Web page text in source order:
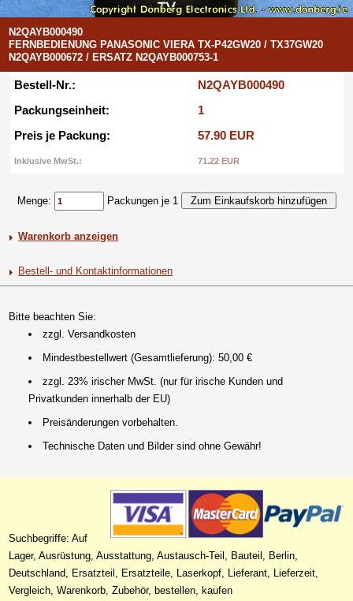
N2QAYB000490
FERNBEDIENUNG PANASONIC VIERA TX-P42GW20 / TX37GW20
N2QAYB000672 / ERSATZ N2QAYB000753-1
Bestell-Nr.:
N2QAYB000490
Packungseinheit:
1
Preis je Packung:
57.90 EUR
Inklusive MwSt.: 71.22 EUR
Menge: Packungen je 1
Warenkorb anzeigen
Bestell- und Kontaktinformationen
Bitte beachten Sie:
zzgl. Versandkosten
Mindestbestellwert (Gesamtlieferung): 50,00 €
zzgl. 23% irischer MwSt. (nur für irische Kunden und
Privatkunden innerhalb der EU)
Preisänderungen vorbehalten.
Technische Daten und Bilder sind ohne Gewähr!
Suchbegriffe: Auf
Lager, Ausrüstung, Ausstattung, Austausch-Teil, Bauteil, Berlin,
Deutschland, Ersatzteil, Ersatzteile, Laserkopf, Lieferant, Lieferzeit,
Vergleich, Warenkorb, Zubehör, bestellen, kaufen